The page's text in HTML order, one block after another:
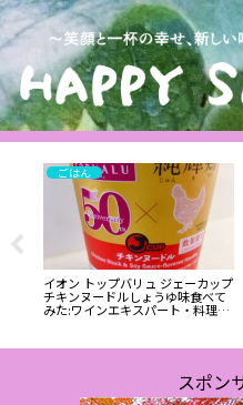
ごはん
イオン トップバリュ ジェーカップ
チキンヌードルしょうゆ味食べて
みた:ワインエキスパート・料理人
スポン